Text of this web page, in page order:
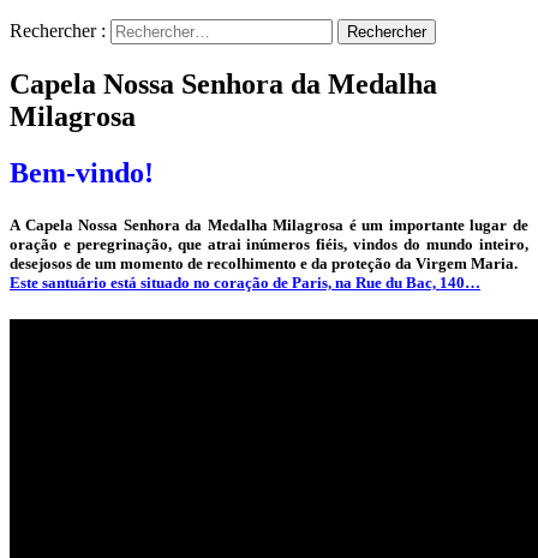
Rechercher :
Capela Nossa Senhora da Medalha
Milagrosa
Bem-vindo!
A Capela Nossa Senhora da Medalha Milagrosa é um importante lugar de
oração e peregrinação, que atrai inúmeros fiéis, vindos do mundo inteiro,
desejosos de um momento de recolhimento e da proteção da Virgem Maria.
Este santuário está situado no coração de Paris, na Rue du Bac, 140…